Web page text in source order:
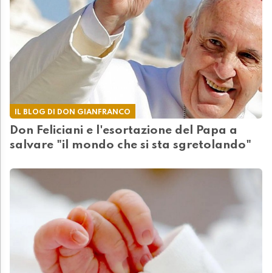
IL BLOG DI DON GIANFRANCO
Don Feliciani e l'esortazione del Papa a
salvare "il mondo che si sta sgretolando"